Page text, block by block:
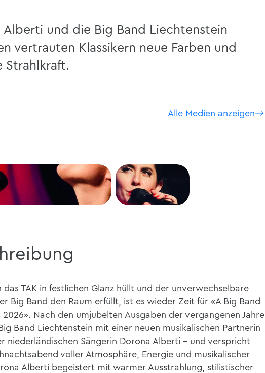
Alberti und die Big Band Liechtenstein
vertrauten Klassikern neue Farben und
Strahlkraft.
Alle Medien anzeigen
das TAK in festlichen Glanz hüllt und der unverwechselbare
Big Band den Raum erfüllt, ist es wieder Zeit für «A Big Band
2026». Nach den umjubelten Ausgaben der vergangenen Jahre
Band Liechtenstein mit einer neuen musikalischen Partnerin
niederländischen Sängerin Dorona Alberti – und verspricht
voller Atmosphäre, Energie und musikalischer
Alberti begeistert mit warmer Ausstrahlung, stilistischer